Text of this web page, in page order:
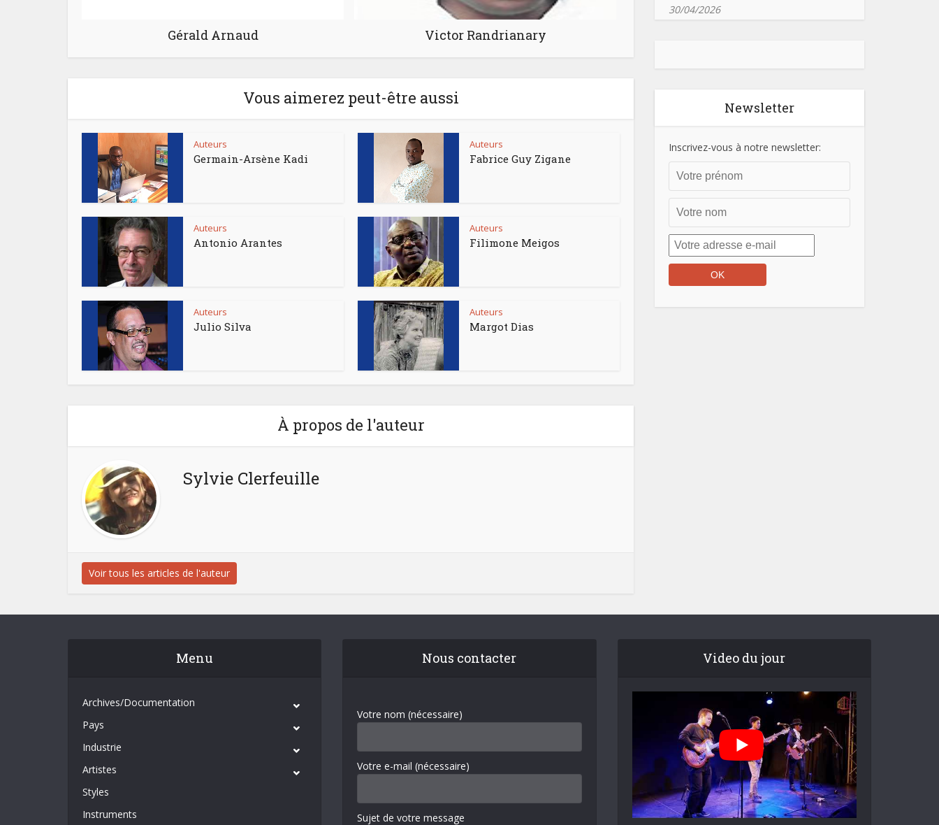
Gérald Arnaud Victor Randrianary
Vous aimerez peut-être aussi
Auteurs
Germain-Arsène Kadi
Auteurs
Fabrice Guy Zigane
Auteurs
Antonio Arantes
Auteurs
Filimone Meigos
Auteurs
Julio Silva
Auteurs
Margot Dias
À propos de l'auteur
Sylvie Clerfeuille
Voir tous les articles de l'auteur
30/04/2026
Newsletter
Inscrivez-vous à notre newsletter:
Menu
Archives/Documentation
Pays
Industrie
Artistes
Styles
Instruments
Nous contacter
Votre nom (nécessaire)
Votre e-mail (nécessaire)
Sujet de votre message
Video du jour